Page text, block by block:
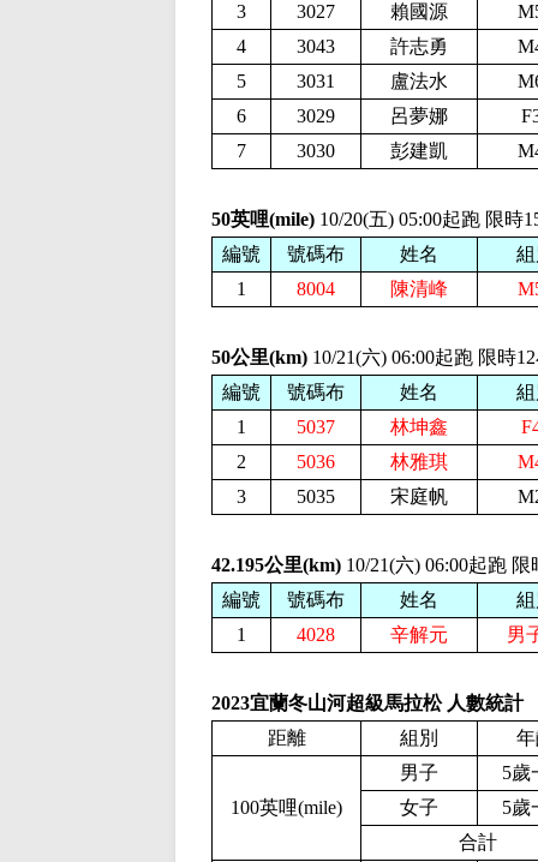
3
3027 賴國源
4
3043 許志勇
5
3031 盧法水
6
3029 呂夢娜 F
7
3030 彭建凱 M
50英哩(mile) 10/20(五) 05:00起跑 限時
編號
號碼布 姓名
1
8004 陳清峰
50公里(km) 10/21(六) 06:00起跑 限時
編號
號碼布 姓名
1
5037 林坤鑫
2
5036 林雅琪
3
5035 宋庭帆
42.195公里(km) 10/21(六) 06:00起跑
編號
號碼布 姓名
1
4028 辛解元 男
2023宜蘭冬山河超級馬拉松 人數統計
距離
組別
100英哩(mile)
男子
5歲
女子
5歲
合計